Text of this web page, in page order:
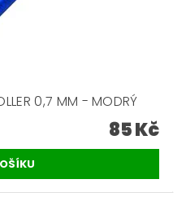
0,7 MM - MODRÝ
85 Kč